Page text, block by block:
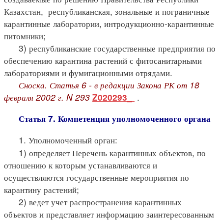
Казахстан, республиканская, зональные и пограничные
карантинные лаборатории, интродукционно-карантинные
питомники;
3) республиканские государственные предприятия по
обеспечению карантина растений с фитосанитарными
лабораториями и фумигационными отрядами.
Сноска. Статья 6 - в редакции Закона РК от 18
февраля 2002 г. N 293 Z020293_ .
Статья 7. Компетенция уполномоченного органа
1. Уполномоченный орган:
1) определяет Перечень карантинных объектов, по
отношению к которым устанавливаются и
осуществляются государственные мероприятия по
карантину растений;
2) ведет учет распространения карантинных
объектов и представляет информацию заинтересованным